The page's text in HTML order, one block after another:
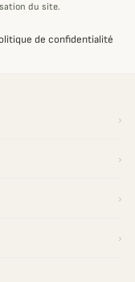
du site.
de confidentialité